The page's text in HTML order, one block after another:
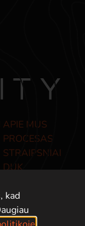
kad
APIE MUS
PROCESAS
STRAIPSNIAI
DUK
POLITIKA